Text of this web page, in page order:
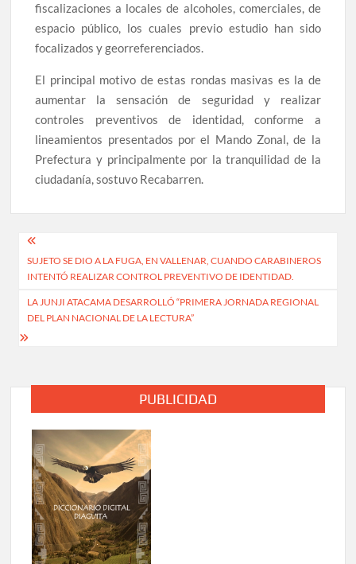
fiscalizaciones a locales de alcoholes, comerciales, de
espacio público, los cuales previo estudio han sido
focalizados y georreferenciados.
El principal motivo de estas rondas masivas es la de
aumentar la sensación de seguridad y realizar
controles preventivos de identidad, conforme a
lineamientos presentados por el Mando Zonal, de la
Prefectura y principalmente por la tranquilidad de la
ciudadanía, sostuvo Recabarren.
Navegación
de
entradas
SUJETO SE DIO A LA FUGA, EN VALLENAR, CUANDO CARABINEROS
INTENTÓ REALIZAR CONTROL PREVENTIVO DE IDENTIDAD.
LA JUNJI ATACAMA DESARROLLÓ “PRIMERA JORNADA REGIONAL
DEL PLAN NACIONAL DE LA LECTURA”
PUBLICIDAD